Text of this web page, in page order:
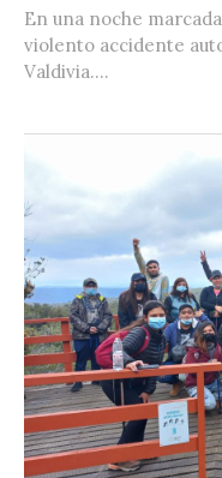
En una noche
violento accidente
Valdivia....